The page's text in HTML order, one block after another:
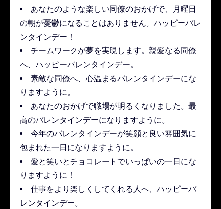
あなたのような楽しい同僚のおかげで、月曜日
の朝が憂鬱になることはありません。ハッピーバレ
ンタインデー！
チームワークが夢を実現します。親愛なる同僚
へ、ハッピーバレンタインデー。
素敵な同僚へ、心温まるバレンタインデーにな
りますように。
あなたのおかげで職場が明るくなりました。最
高のバレンタインデーになりますように。
今年のバレンタインデーが笑顔と良い雰囲気に
包まれた一日になりますように。
愛と笑いとチョコレートでいっぱいの一日にな
りますように！
仕事をより楽しくしてくれる人へ、ハッピーバ
レンタインデー。